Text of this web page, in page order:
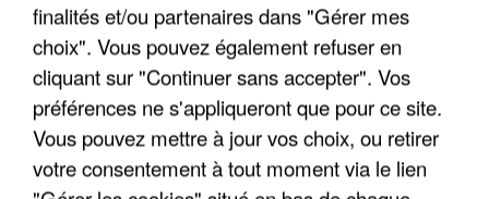
finalités et/ou partenaires dans "Gérer mes
choix". Vous pouvez également refuser en
cliquant sur "Continuer sans accepter". Vos
préférences ne s'appliqueront que pour ce site.
Vous pouvez mettre à jour vos choix, ou retirer
votre consentement à tout moment via le lien